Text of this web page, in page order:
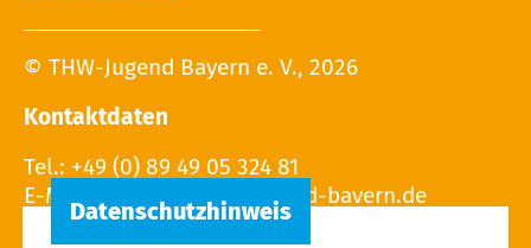
© THW-Jugend Bayern e. V., 2026
Kontaktdaten
Tel.: +49 (0) 89 49 05 324 81
E-Mail: